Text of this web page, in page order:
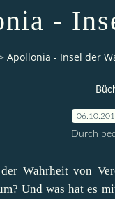
-
Apollonia - Insel der
Durch
Wahrheit von
Und was hat es